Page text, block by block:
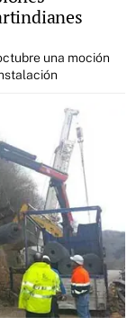
una moción